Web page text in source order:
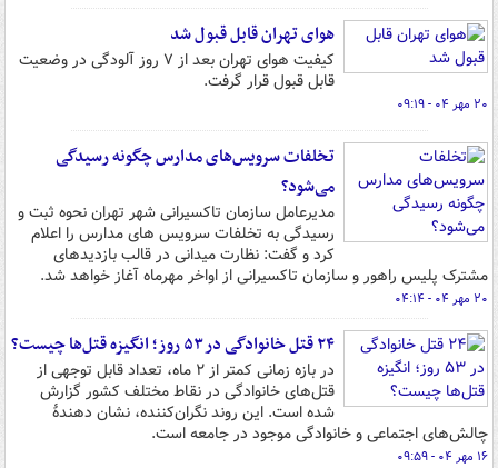
هوای تهران قابل قبول شد
کیفیت هوای تهران بعد از ۷ روز آلودگی در وضعیت
قابل قبول قرار گرفت.
۲۰ مهر ۰۴ - ۰۹:۱۹
تخلفات سرویس‌های مدارس چگونه رسیدگی
می‌شود؟
مدیرعامل سازمان تاکسیرانی شهر تهران نحوه ثبت و
رسیدگی به تخلفات سرویس های مدارس را اعلام
کرد و گفت: نظارت میدانی در قالب بازدیدهای
مشترک پلیس راهور و سازمان تاکسیرانی از اواخر مهرماه آغاز خواهد شد.
۲۰ مهر ۰۴ - ۰۴:۱۴
۲۴ قتل خانوادگی در ۵۳ روز؛ انگیزه قتل‌ها چیست؟
در بازه زمانی کمتر از ۲ ماه، تعداد قابل توجهی از
قتل‌های خانوادگی در نقاط مختلف کشور گزارش
شده است. این روند نگران‌کننده، نشان‌ دهندۀ
چالش‌های اجتماعی و خانوادگی موجود در جامعه است.
۱۶ مهر ۰۴ - ۰۹:۵۹